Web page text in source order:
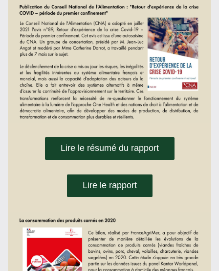
Lire le résumé du rapport
Lire le rapport